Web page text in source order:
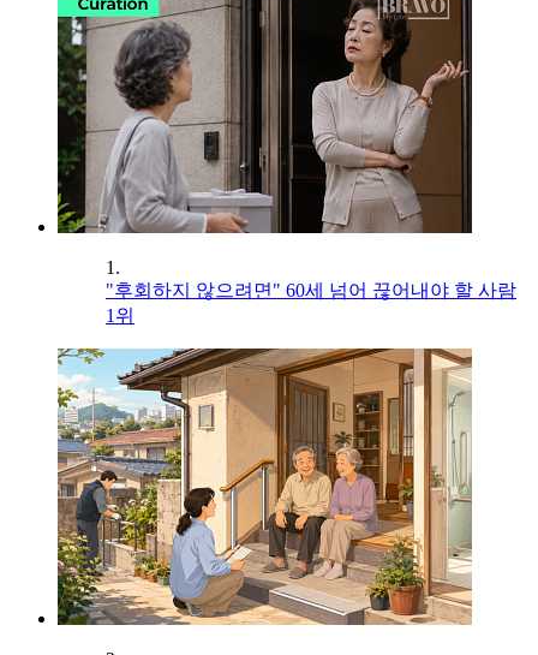
1.
"후회하지 않으려면" 60세 넘어 끊어내야 할 사람
1위